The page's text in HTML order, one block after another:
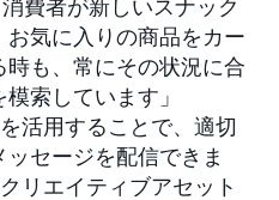
費者が新しいスナック
気に入りの商品をカー
時も、常にその状況に合
索しています」
活用することで、適切
セージを配信できま
リエイティブアセット